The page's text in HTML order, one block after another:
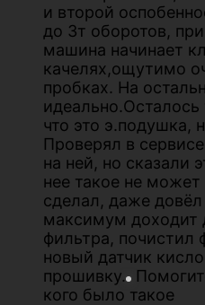
и второй
до 3т оборотов,
машина начинает
качелях,ощутимо
пробках. На
что это э.подушка,
Проверял в
на ней, но сказали
нее такое не
сделал, даже
максимум доходит
фильтра, почистил
новый датчик
прошивку.
кого было такое